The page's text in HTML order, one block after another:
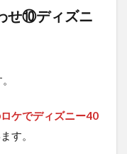
せ⑩ディズニ
ケでディズニー40
す。